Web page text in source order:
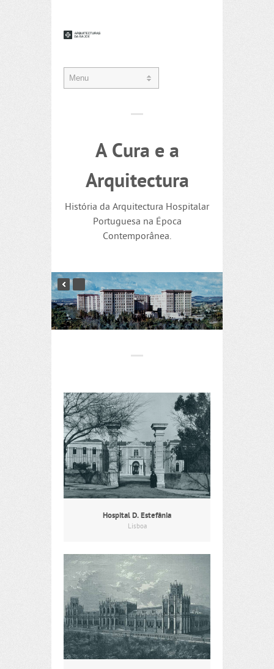
A Cura e a
Arquitectura
História da Arquitectura Hospitalar
Portuguesa na Época
Contemporânea.
Hospital D. Estefânia
Lisboa